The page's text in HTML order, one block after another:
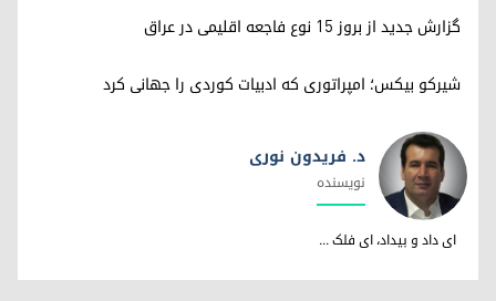
گزارش جدید از بروز ۱۵ نوع فاجعه اقلیمی در عراق
شیرکو بیکس؛ امپراتوری کە ادبیات کوردی را جهانی کرد
د. فریدون نوری
د. فریدون نوری
نویسندە
ای داد و بیداد، ای فلک ...